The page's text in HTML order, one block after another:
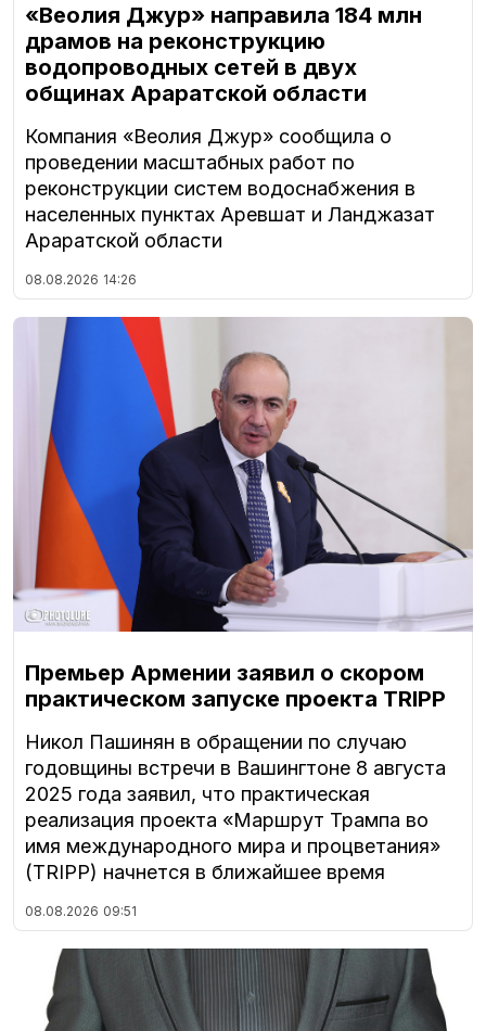
«Веолия Джур» направила 184 млн
драмов на реконструкцию
водопроводных сетей в двух
общинах Араратской области
Компания «Веолия Джур» сообщила о
проведении масштабных работ по
реконструкции систем водоснабжения в
населенных пунктах Аревшат и Ланджазат
Араратской области
08.08.2026 14:26
Премьер Армении заявил о скором
практическом запуске проекта TRIPP
Никол Пашинян в обращении по случаю
годовщины встречи в Вашингтоне 8 августа
2025 года заявил, что практическая
реализация проекта «Маршрут Трампа во
имя международного мира и процветания»
(TRIPP) начнется в ближайшее время
08.08.2026 09:51